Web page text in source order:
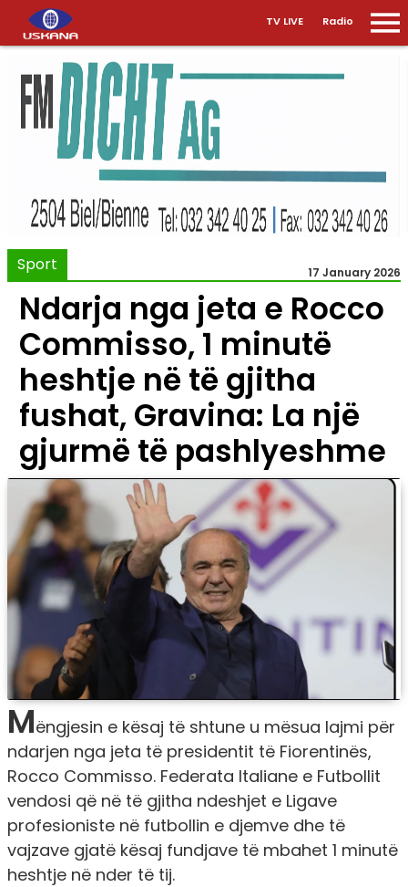
TV LIVE Radio
Sport 17 January 2026
Ndarja nga jeta e Rocco
Commisso, 1 minutë
heshtje në të gjitha
fushat, Gravina: La një
gjurmë të pashlyeshme
Mëngjesin e kësaj të shtune u mësua lajmi për
ndarjen nga jeta të presidentit të Fiorentinës,
Rocco Commisso. Federata Italiane e Futbollit
vendosi që në të gjitha ndeshjet e Ligave
profesioniste në futbollin e djemve dhe të
vajzave gjatë kësaj fundjave të mbahet 1 minutë
heshtje në nder të tij.